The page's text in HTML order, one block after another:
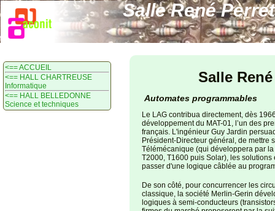
Salle René Perret
<== ACCUEIL
<== HALL CHARTREUSE
Informatique
<== HALL BELLEDONNE
Science et techniques
Salle
Automates programmables
Le LAG contribua directement, dès
développement du MAT-01, l’un des
français. L'ingénieur Guy Jardin
Président-Directeur général, de mettre
Télémécanique (qui développera par
T2000, T1600 puis Solar), les
passer d'une logique câblée au
De son côté, pour concurrencer les
classique, la société Merlin-Gerin
logiques à semi-conducteurs